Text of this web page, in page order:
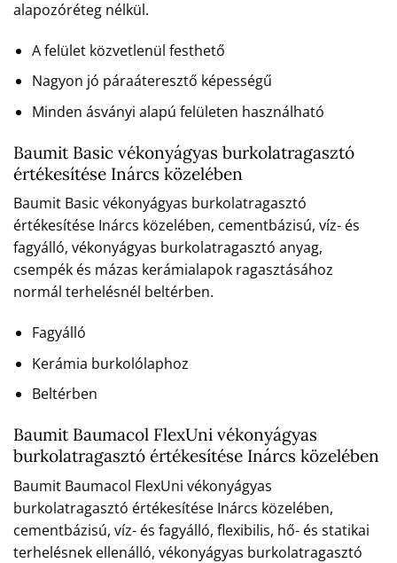
alapozóréteg nélkül.
A felület közvetlenül festhető
Nagyon jó páraáteresztő képességű
Minden ásványi alapú felületen használható
Baumit Basic vékonyágyas burkolatragasztó
értékesítése Inárcs közelében
Baumit Basic vékonyágyas burkolatragasztó
értékesítése Inárcs közelében, cementbázisú, víz- és
fagyálló, vékonyágyas burkolatragasztó anyag,
csempék és mázas kerámialapok ragasztásához
normál terhelésnél beltérben.
Fagyálló
Kerámia burkolólaphoz
Beltérben
Baumit Baumacol FlexUni vékonyágyas
burkolatragasztó értékesítése Inárcs közelében
Baumit Baumacol FlexUni vékonyágyas
burkolatragasztó értékesítése Inárcs közelében,
cementbázisú, víz- és fagyálló, flexibilis, hő- és statikai
terhelésnek ellenálló, vékonyágyas burkolatragasztó